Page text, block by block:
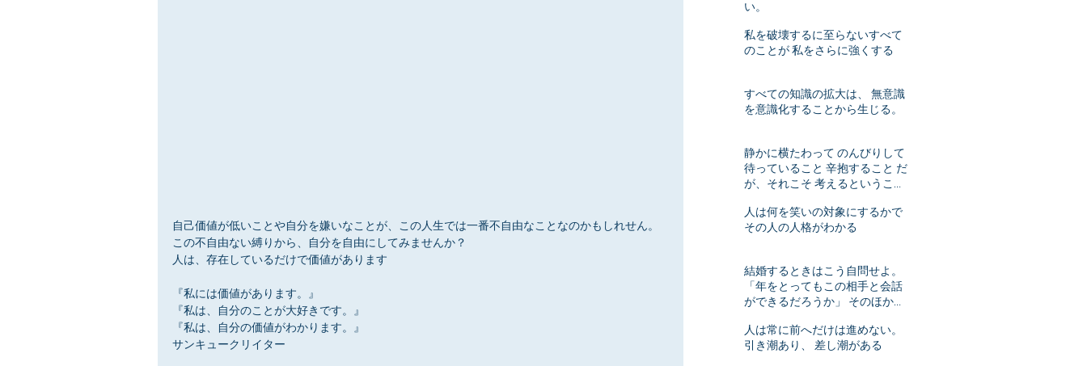
自己価値が低いことや自分を嫌いなことが、この人生では一番不自由なことなのかもしれせん。
この不自由ない縛りから、自分を自由にしてみませんか？
人は、存在しているだけで価値があります
『私には価値があります。』
『私は、自分のことが大好きです。』
『私は、自分の価値がわかります。』
サンキュークリイター
い。
私を破壊するに至らないすべて
のことが 私をさらに強くする
すべての知識の拡大は、 無意識
を意識化することから生じる。
静かに横たわって のんびりして
待っていること 辛抱すること だ
が、それこそ 考えるということ
人は何を笑いの対象にするかで
その人の人格がわかる
結婚するときはこう自問せよ。
「年をとってもこの相手と会話
ができるだろうか」 そのほかは
とだ。
人は常に前へだけは進めない。
引き潮あり、 差し潮がある